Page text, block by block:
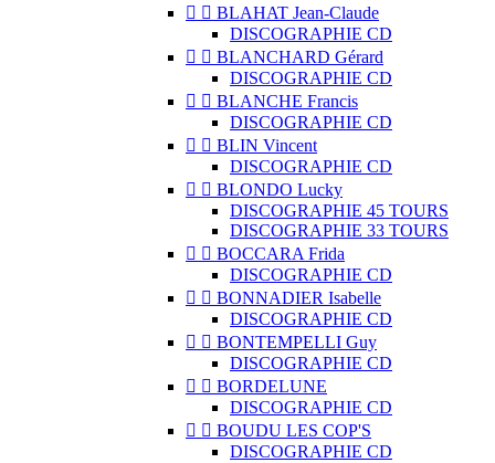
  BLAHAT Jean-Claude
DISCOGRAPHIE CD
  BLANCHARD Gérard
DISCOGRAPHIE CD
  BLANCHE Francis
DISCOGRAPHIE CD
  BLIN Vincent
DISCOGRAPHIE CD
  BLONDO Lucky
DISCOGRAPHIE 45 TOURS
DISCOGRAPHIE 33 TOURS
  BOCCARA Frida
DISCOGRAPHIE CD
  BONNADIER Isabelle
DISCOGRAPHIE CD
  BONTEMPELLI Guy
DISCOGRAPHIE CD
  BORDELUNE
DISCOGRAPHIE CD
  BOUDU LES COP'S
DISCOGRAPHIE CD